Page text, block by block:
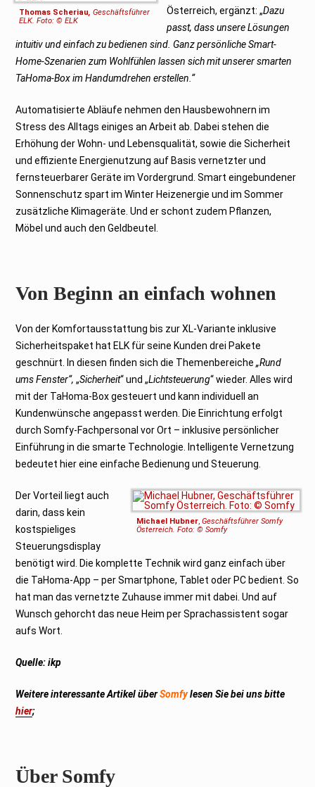
Thomas Scheriau,Geschäftsführer
ELK. Foto: © ELK
Österreich, ergänzt: „Dazu
passt, dass unsere Lösungen
intuitiv und einfach zu bedienen sind. Ganz persönliche Smart-
Home-Szenarien zum Wohlfühlen lassen sich mit unserer smarten
TaHoma-Box im Handumdrehen erstellen.“
Automatisierte Abläufe nehmen den Hausbewohnern im
Stress des Alltags einiges an Arbeit ab. Dabei stehen die
Erhöhung der Wohn- und Lebensqualität, sowie die Sicherheit
und effiziente Energienutzung auf Basis vernetzter und
fernsteuerbarer Geräte im Vordergrund. Smart eingebundener
Sonnenschutz spart im Winter Heizenergie und im Sommer
zusätzliche Klimageräte. Und er schont zudem Pflanzen,
Möbel und auch den Geldbeutel.
Von Beginn an einfach wohnen
Von der Komfortausstattung bis zur XL-Variante inklusive
Sicherheitspaket hat ELK für seine Kunden drei Pakete
geschnürt. In diesen finden sich die Themenbereiche„Rund
ums Fenster“, „Sicherheit“ und „Lichtsteuerung“ wieder. Alles wird
mit der TaHoma-Box gesteuert und kann individuell an
Kundenwünsche angepasst werden. Die Einrichtung erfolgt
durch Somfy-Fachpersonal vor Ort – inklusive persönlicher
Einführung in die smarte Technologie. Intelligente Vernetzung
bedeutet hier eine einfache Bedienung und Steuerung.
Michael Hubner,Geschäftsführer Somfy
Österreich. Foto: © Somfy
Der Vorteil liegt auch
darin, dass kein
kostspieliges
Steuerungsdisplay
benötigt wird. Die komplette Technik wird ganz einfach über
die TaHoma-App – per Smartphone, Tablet oder PC bedient. So
hat man das vernetzte Zuhause immer mit dabei. Und auf
Wunsch gehorcht das neue Heim per Sprachassistent sogar
aufs Wort.
Quelle: ikp
Weitere interessante Artikel überSomfylesen Sie bei uns bitte
hier;
Über Somfy